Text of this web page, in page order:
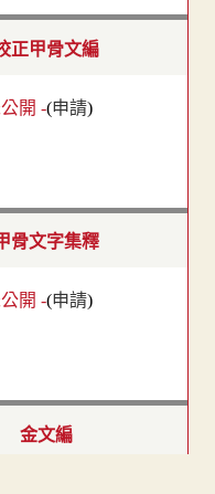
正甲骨文編
開 -(申請)
骨文字集釋
開 -(申請)
金文編